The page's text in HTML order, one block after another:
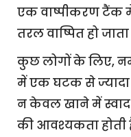
एक वाष्पीकरण टैंक
तरल वाष्पित हो
कुछ लोगों के लिए,
में एक घटक से
न केवल खाने में स्वाद
की आवश्यकता